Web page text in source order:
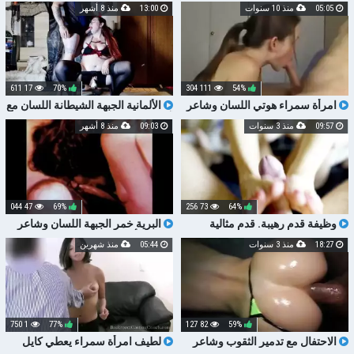
امرأة سمراء هوتي اللسان وشاعر
54%
111 304
05:05 منذ 10 سنوات
الألمانية الجبهة الشيطانة اللسان مع
آلة سخيف وشاعر الوجه
70%
17 611
13:00 منذ 8 أشهر
وظيفة قدم رهيبة. قدم مثالية
وشاعر ضخم. صنم TOEJOB
64%
73 256
09:57 منذ 3 سنوات
البرية خمر الجبهة اللسان وشاعر
المليون أسلوب هزلي اللعين
69%
47 044
09:03 منذ 8 أشهر
الاحتفال مع تدمير الثقوب وشاعر
59%
82 127
18:27 منذ 3 سنوات
لطيف امرأة سمراء يعطي كايل
77%
1 750
05:44 منذ شهرين